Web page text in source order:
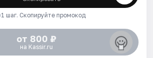
1 шаг. Скопируйте промокод
от 800 ₽
на Kassir.ru